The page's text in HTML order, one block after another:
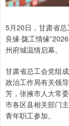
5月20日，甘肃省
良缘·陇工情缘
州府城温情启幕。
甘肃省总工会党组
政治工作局有关领
芳，张掖市人大常
市各区县相关部门
青年职工参加。